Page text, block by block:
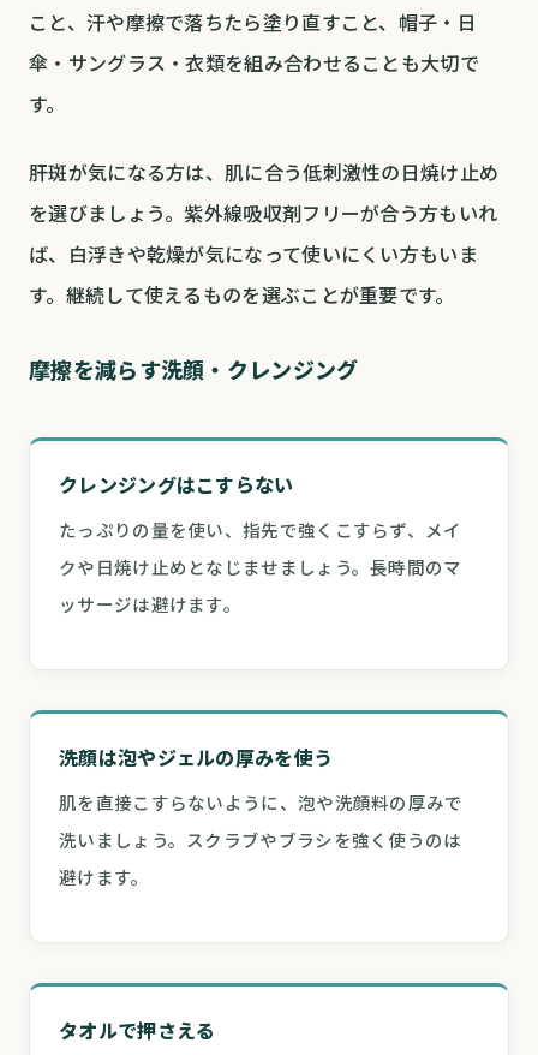
こと、汗や摩擦で落ちたら塗り直すこと、帽子・日
傘・サングラス・衣類を組み合わせることも大切で
す。
肝斑が気になる方は、肌に合う低刺激性の日焼け止め
を選びましょう。紫外線吸収剤フリーが合う方もいれ
ば、白浮きや乾燥が気になって使いにくい方もいま
す。継続して使えるものを選ぶことが重要です。
摩擦を減らす洗顔・クレンジング
クレンジングはこすらない
たっぷりの量を使い、指先で強くこすらず、メイ
クや日焼け止めとなじませましょう。長時間のマ
ッサージは避けます。
洗顔は泡やジェルの厚みを使う
肌を直接こすらないように、泡や洗顔料の厚みで
洗いましょう。スクラブやブラシを強く使うのは
避けます。
タオルで押さえる